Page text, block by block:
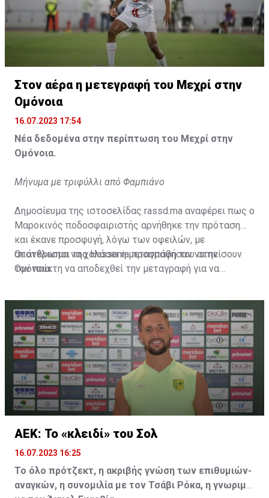
Στον αέρα η μετεγραφή του Μεχρί στην
Ομόνοια
16.07.2023 17:54
Νέα δεδομένα στην περίπτωση του Μεχρί στην
Ομόνοια.
Μήνυμα με τριφύλλι από Φαμπιάνο
Δημοσίευμα της ιστοσελίδας rassd.ma αναφέρει πως ο
Μαροκινός ποδοσφαιριστής αρνήθηκε την πρόταση
και έκανε προσφυγή, λόγω των οφειλών, με
αποτέλεσμα να χαλάσει η μεταγραφή του στην
Ομόνοια.
Οι άνθρωποι της Hassania προσπάθησαν να πείσουν
τον παίκτη να αποδεχθεί την μεταγραφή για να
μετακίνησή του, αλλά ο παίκτης αρνήθηκε και επέμεινε
να λύσει το συμβόλαιό του, ώστε να μετακομίσει
ελεύθερα σε οποιαδήποτε νέα ομάδα το τρέχον
καλοκαίρι.
ΑΕΚ: Το «κλειδί» του Σολ
16.07.2023 16:25
Το όλο πρότζεκτ, η ακριβής γνώση των επιθυμιών-
αναγκών, η συνομιλία με τον Τσάβι Ρόκα, η γνωριμία